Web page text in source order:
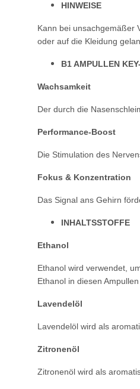
HINWEISE
Kann bei unsachgemäßer
oder auf die Kleidung
B1 AMPULLEN
Wachsamkeit
Der durch die
Performance-Boost
Die Stimulation des
Fokus & Konzentration
Das Signal ans Gehirn
INHALTSSTOFFE
Ethanol
Ethanol wird verwendet,
Ethanol in diesen
Lavendelöl
Lavendelöl wird als
Zitronenöl
Zitronenöl wird als